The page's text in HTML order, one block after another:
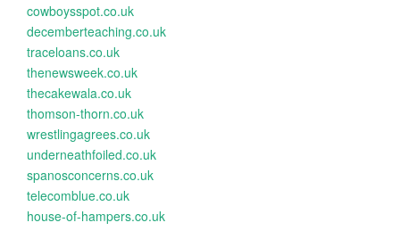
cowboysspot.co.uk
decemberteaching.co.uk
traceloans.co.uk
thenewsweek.co.uk
thecakewala.co.uk
thomson-thorn.co.uk
wrestlingagrees.co.uk
underneathfoiled.co.uk
spanosconcerns.co.uk
telecomblue.co.uk
house-of-hampers.co.uk